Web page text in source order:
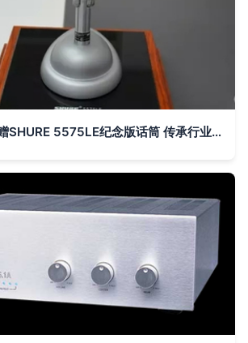
锐声荣获ACE颁赠SHURE 5575LE纪念版话筒 传承行业经典，共谱音响新篇